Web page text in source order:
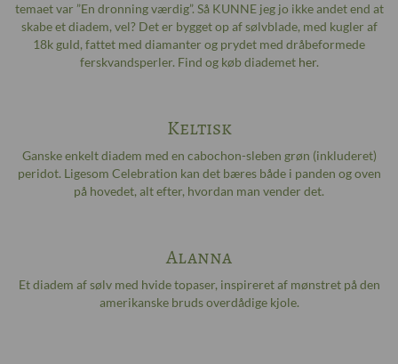
temaet var ”En dronning værdig”. Så KUNNE jeg jo ikke andet end at
skabe et diadem, vel? Det er bygget op af sølvblade, med kugler af
18k guld, fattet med diamanter og prydet med dråbeformede
ferskvandsperler. Find og køb diademet her.
Keltisk
Ganske enkelt diadem med en cabochon-sleben grøn (inkluderet)
peridot. Ligesom Celebration kan det bæres både i panden og oven
på hovedet, alt efter, hvordan man vender det.
Alanna
Et diadem af sølv med hvide topaser, inspireret af mønstret på den
amerikanske bruds overdådige kjole.